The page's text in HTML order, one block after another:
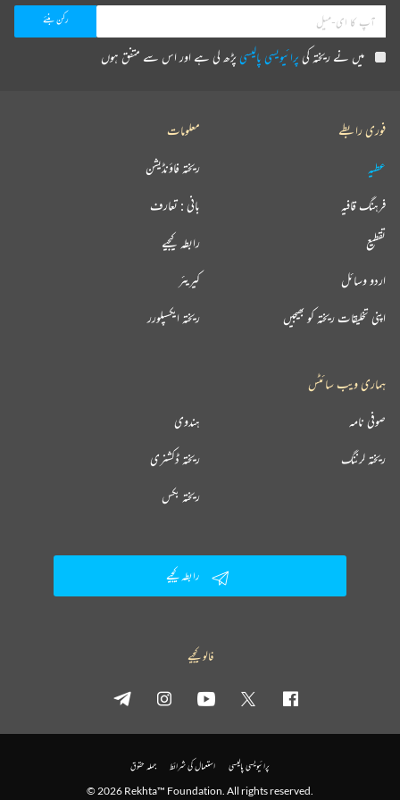
میں نے ریختہ کیپرائیویسی پالیسیپڑھ لی ہے اور اس سے متفق ہوں
فوری رابطے
عطیہ
فرہنگ قافیہ
تقطیع
اردو وسائل
اپنی تخلیقات ریختہ کو بھیجیں
معلومات
ریختہ فاؤنڈیشن
بانی : تعارف
رابطہ کیجیے
کیریئر
ریختہ ایکسپلورر
ہماری ویب سائٹس
ہندوی صوفی نامہ
ریختہ ڈکشنری ریختہ لرننگ
ریختہ بکس
رابطہ کیجیے
فالو کیجیے
پرائیویسی پالیسی استعمال کی شرائط جملہ حقوق
© 2026 Rekhta™ Foundation. All rights reserved.